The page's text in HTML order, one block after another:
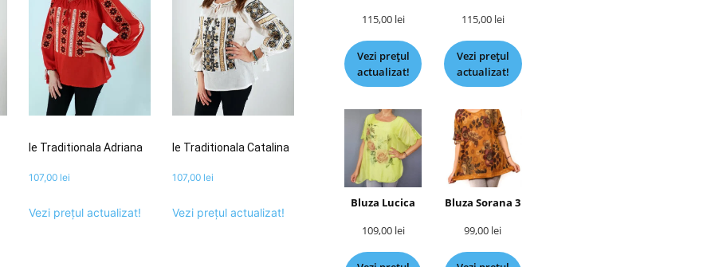
Ie Traditionala Adriana
107,00 lei
Vezi prețul actualizat!
Ie Traditionala Catalina
107,00 lei
Vezi prețul actualizat!
115,00 lei
Vezi prețul
actualizat!
115,00 lei
Vezi prețul
actualizat!
Bluza Lucica
109,00 lei
Bluza Sorana 3
99,00 lei